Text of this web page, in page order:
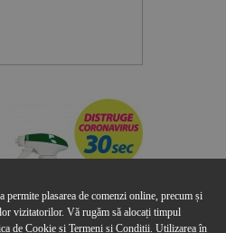
plasarea de comenzi online, precum și
vizitatorilor. Vă rugăm să alocați timpul
de Cookie si Termeni și Condiții. Utilizarea în